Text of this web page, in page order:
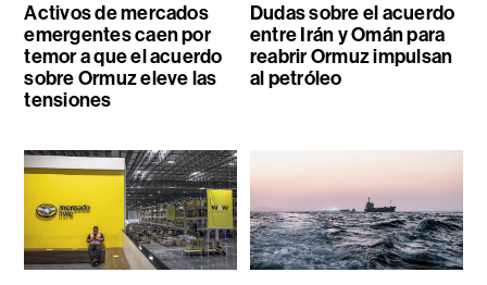
Activos de mercados
emergentes caen por
temor a que el acuerdo
sobre Ormuz eleve las
tensiones
Dudas sobre el acuerdo
entre Irán y Omán para
reabrir Ormuz impulsan
al petróleo